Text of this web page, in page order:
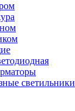
светильники